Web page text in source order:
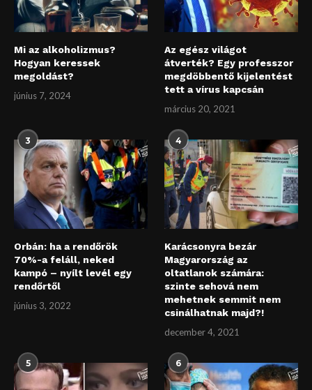
Mi az alkoholizmus?
Hogyan keressek
megoldást?
június 7, 2024
Az egész világot
átverték? Egy professzor
megdöbbentő kijelentést
tett a vírus kapcsán
március 20, 2021
3
Orbán: ha a rendőrök
70%-a feláll, neked
kampó – nyílt levél egy
rendőrtől
június 3, 2022
4
Karácsonyra bezár
Magyarország az
oltatlanok számára:
szinte sehová nem
mehetnek semmit nem
csinálhatnak majd?!
december 4, 2021
5 6